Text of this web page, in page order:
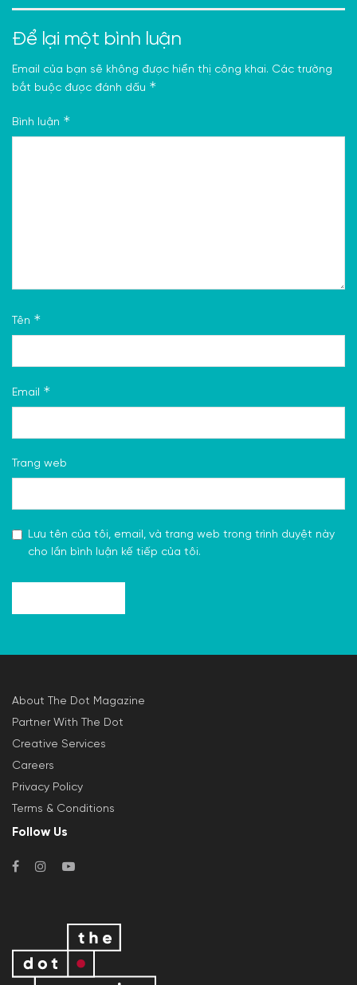
Để lại một bình luận
Email của bạn sẽ không được hiển thị công khai. Các trường
bắt buộc được đánh dấu *
Bình luận *
Tên *
Email *
Trang web
Lưu tên của tôi, email, và trang web trong trình duyệt này
cho lần bình luận kế tiếp của tôi.
About The Dot Magazine
Partner With The Dot
Creative Services
Careers
Privacy Policy
Terms & Conditions
Follow Us